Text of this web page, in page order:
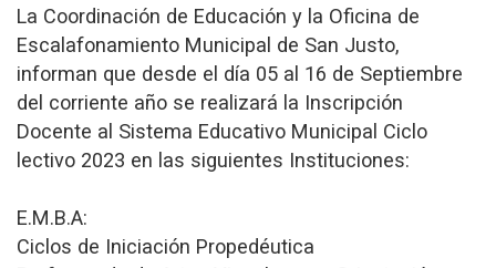
La Coordinación de Educación y la Oficina de
Escalafonamiento Municipal de San Justo,
informan que desde el día 05 al 16 de Septiembre
del corriente año se realizará la Inscripción
Docente al Sistema Educativo Municipal Ciclo
lectivo 2023 en las siguientes Instituciones:
E.M.B.A:
Ciclos de Iniciación Propedéutica